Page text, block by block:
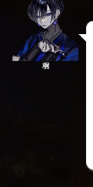
桐